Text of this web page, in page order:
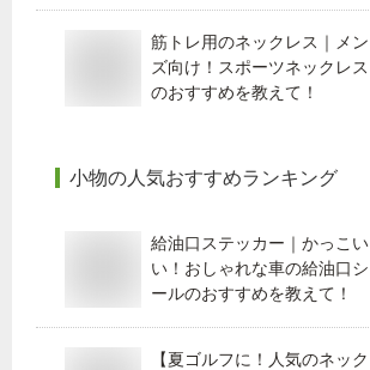
筋トレ用のネックレス｜メン
ズ向け！スポーツネックレス
のおすすめを教えて！
小物の人気おすすめランキング
給油口ステッカー｜かっこい
い！おしゃれな車の給油口シ
ールのおすすめを教えて！
【夏ゴルフに！人気のネック